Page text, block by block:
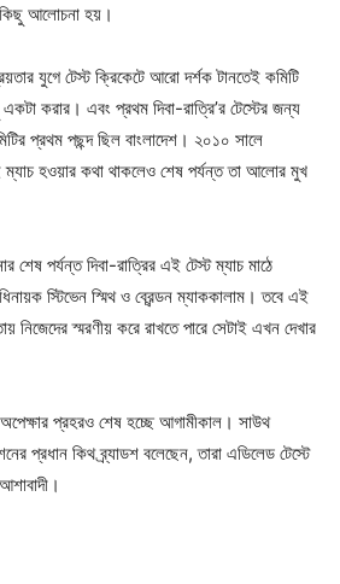
Champs21
আলোচনা হয়।
যুগে টেস্ট ক্রিকেটে আরো দর্শক টানতেই কমিটি
করার। এবং প্রথম দিবা-রাত্রি’র টেস্টের জন্য
প্রথম পছন্দ ছিল বাংলাদেশ। ২০১০ সালে
ম্যাচ হওয়ার কথা থাকলেও শেষ পর্যন্ত তা আলোর মুখ
পর্যন্ত দিবা-রাত্রির এই টেস্ট ম্যাচ মাঠে
স্টিভেন স্মিথ ও ব্রেন্ডন ম্যাককালাম। তবে এই
নিজেদের স্মরণীয় করে রাখতে পারে সেটাই এখন দেখার
প্রহরও শেষ হচ্ছে আগামীকাল। সাউথ
প্রধান কিথ ব্র্যাডশ বলেছেন, তারা এডিলেড টেস্টে